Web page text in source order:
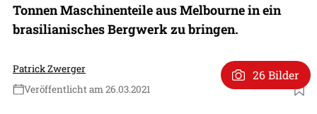
Tonnen Maschinenteile aus Melbourne in ein
brasilianisches Bergwerk zu bringen.
Patrick Zwerger
Veröffentlicht am 26.03.2021
Foto: Antonov Airlines
26 Bilder